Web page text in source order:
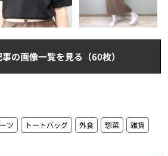
の画像一覧を見る（60枚）
ツ トートバッグ 外食 惣菜 雑貨